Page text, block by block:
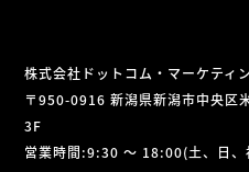
株式会社ドットコム・マーケティ
〒950-0916 新潟県新潟市中央区
3F
営業時間:9:30 ～ 18:00(土、日、